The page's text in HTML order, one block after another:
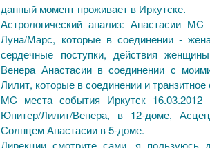
данный момент проживает в Иркутске.
Астрологический анализ: Анастасии
Луна/Марс, которые в соединении -
сердечные поступки, действия
Венера Анастасии в соединении с
Лилит, которые в соединении и
MC места события Иркутск
Юпитер/Лилит/Венера, в 12-доме,
Солнцем Анастасии в 5-доме.
Дирекции смотрите сами, я пользуюсь